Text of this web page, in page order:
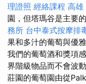
理證照 經絡課程 高雄
園，但塔瑪谷是主要
務所 台中泰式按摩排
果和多汁的葡萄與優
我們的葡萄酒和獎項
界階級物品而不會波
莊園的葡萄園由從